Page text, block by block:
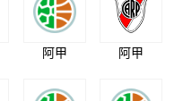
阿甲 阿甲